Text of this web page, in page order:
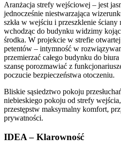
Aranżacja strefy wejściowej – jest
jednocześnie niestwarzająca
szkła w wejściu i przeszklenie ściany
wchodząc do budynku widzimy
środka. W projekcie w strefie
petentów – intymność w
przemierzać całego budynku do
szansę porozmawiać z
poczucie bezpieczeństwa otoczeniu.
Bliskie sąsiedztwo pokoju
niebieskiego pokoju od strefy
przestępstw maksymalny komfort,
prywatności.
IDEA – Klarowność